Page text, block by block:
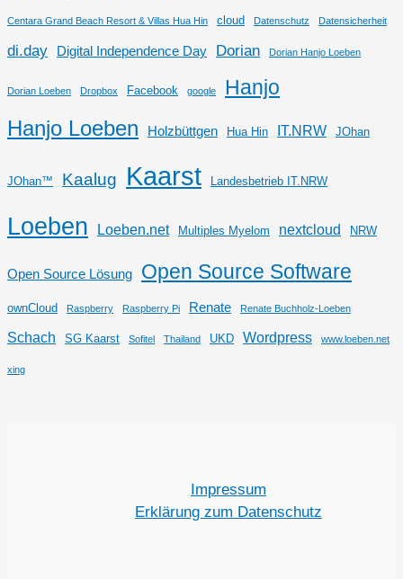
Centara Grand Beach Resort & Villas Hua Hin cloud Datenschutz Datensicherheit
di.day Digital Independence Day Dorian Dorian Hanjo Loeben
Dorian Loeben Dropbox Facebook google
Hanjo
Hanjo Loeben
Holzbüttgen Hua Hin IT.NRW JOhan
JOhan™ Kaalug Kaarst Landesbetrieb IT.NRW
Loeben Loeben.net Multiples Myelom nextcloud NRW
Open Source Lösung Open Source Software
ownCloud Raspberry Raspberry Pi Renate Renate Buchholz-Loeben
Schach SG Kaarst Sofitel Thailand UKD Wordpress www.loeben.net
xing
Impressum
Erklärung zum Datenschutz